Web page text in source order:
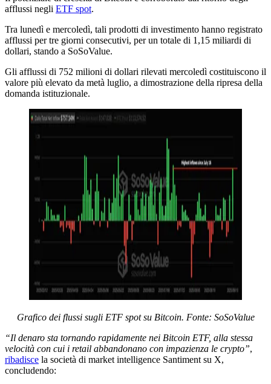
afflussi negli ETF spot.
Tra lunedì e mercoledì, tali prodotti di investimento hanno registrato
afflussi per tre giorni consecutivi, per un totale di 1,15 miliardi di
dollari, stando a SoSoValue.
Gli afflussi di 752 milioni di dollari rilevati mercoledì costituiscono il
valore più elevato da metà luglio, a dimostrazione della ripresa della
domanda istituzionale.
Grafico dei flussi sugli ETF spot su Bitcoin. Fonte: SoSoValue
“Il denaro sta tornando rapidamente nei Bitcoin ETF, alla stessa
velocità con cui i retail abbandonano con impazienza le crypto”,
ribadisce la società di market intelligence Santiment su X,
concludendo: